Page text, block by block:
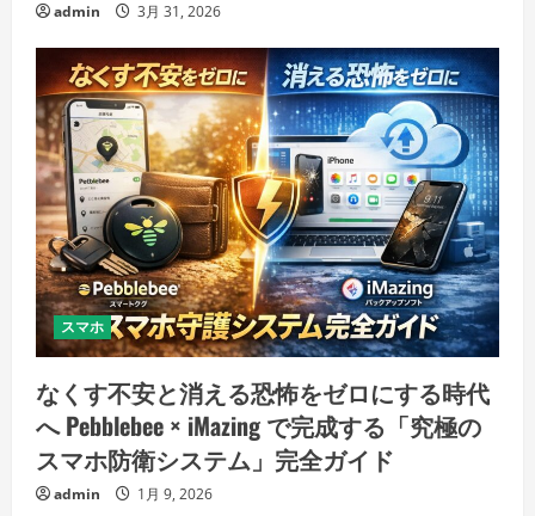
admin 3月 31, 2026
スマホ
なくす不安と消える恐怖をゼロにする時代
へ Pebblebee × iMazing で完成する「究極の
スマホ防衛システム」完全ガイド
admin 1月 9, 2026